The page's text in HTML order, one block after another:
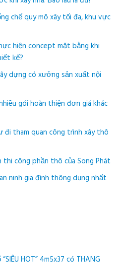
chế quy mô xây tối đa, khu vực
hiện concept mặt bằng khi
kế?
dựng có xưởng sản xuất nội
gói hoàn thiện đơn giá khác
đi tham quan công trình xây thô
công phần thô của Song Phát
ninh gia đình thông dụng nhất
HOT” 4m5x37 có THANG